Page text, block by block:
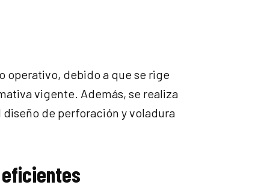
operativo, debido a que se rige
vigente. Además, se realiza
de perforación y voladura